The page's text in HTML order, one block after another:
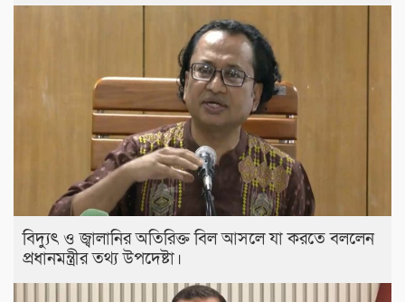
বিদ্যুৎ ও জ্বালানির অতিরিক্ত বিল আসলে যা করতে বললেন
প্রধানমন্ত্রীর তথ্য উপদেষ্টা।